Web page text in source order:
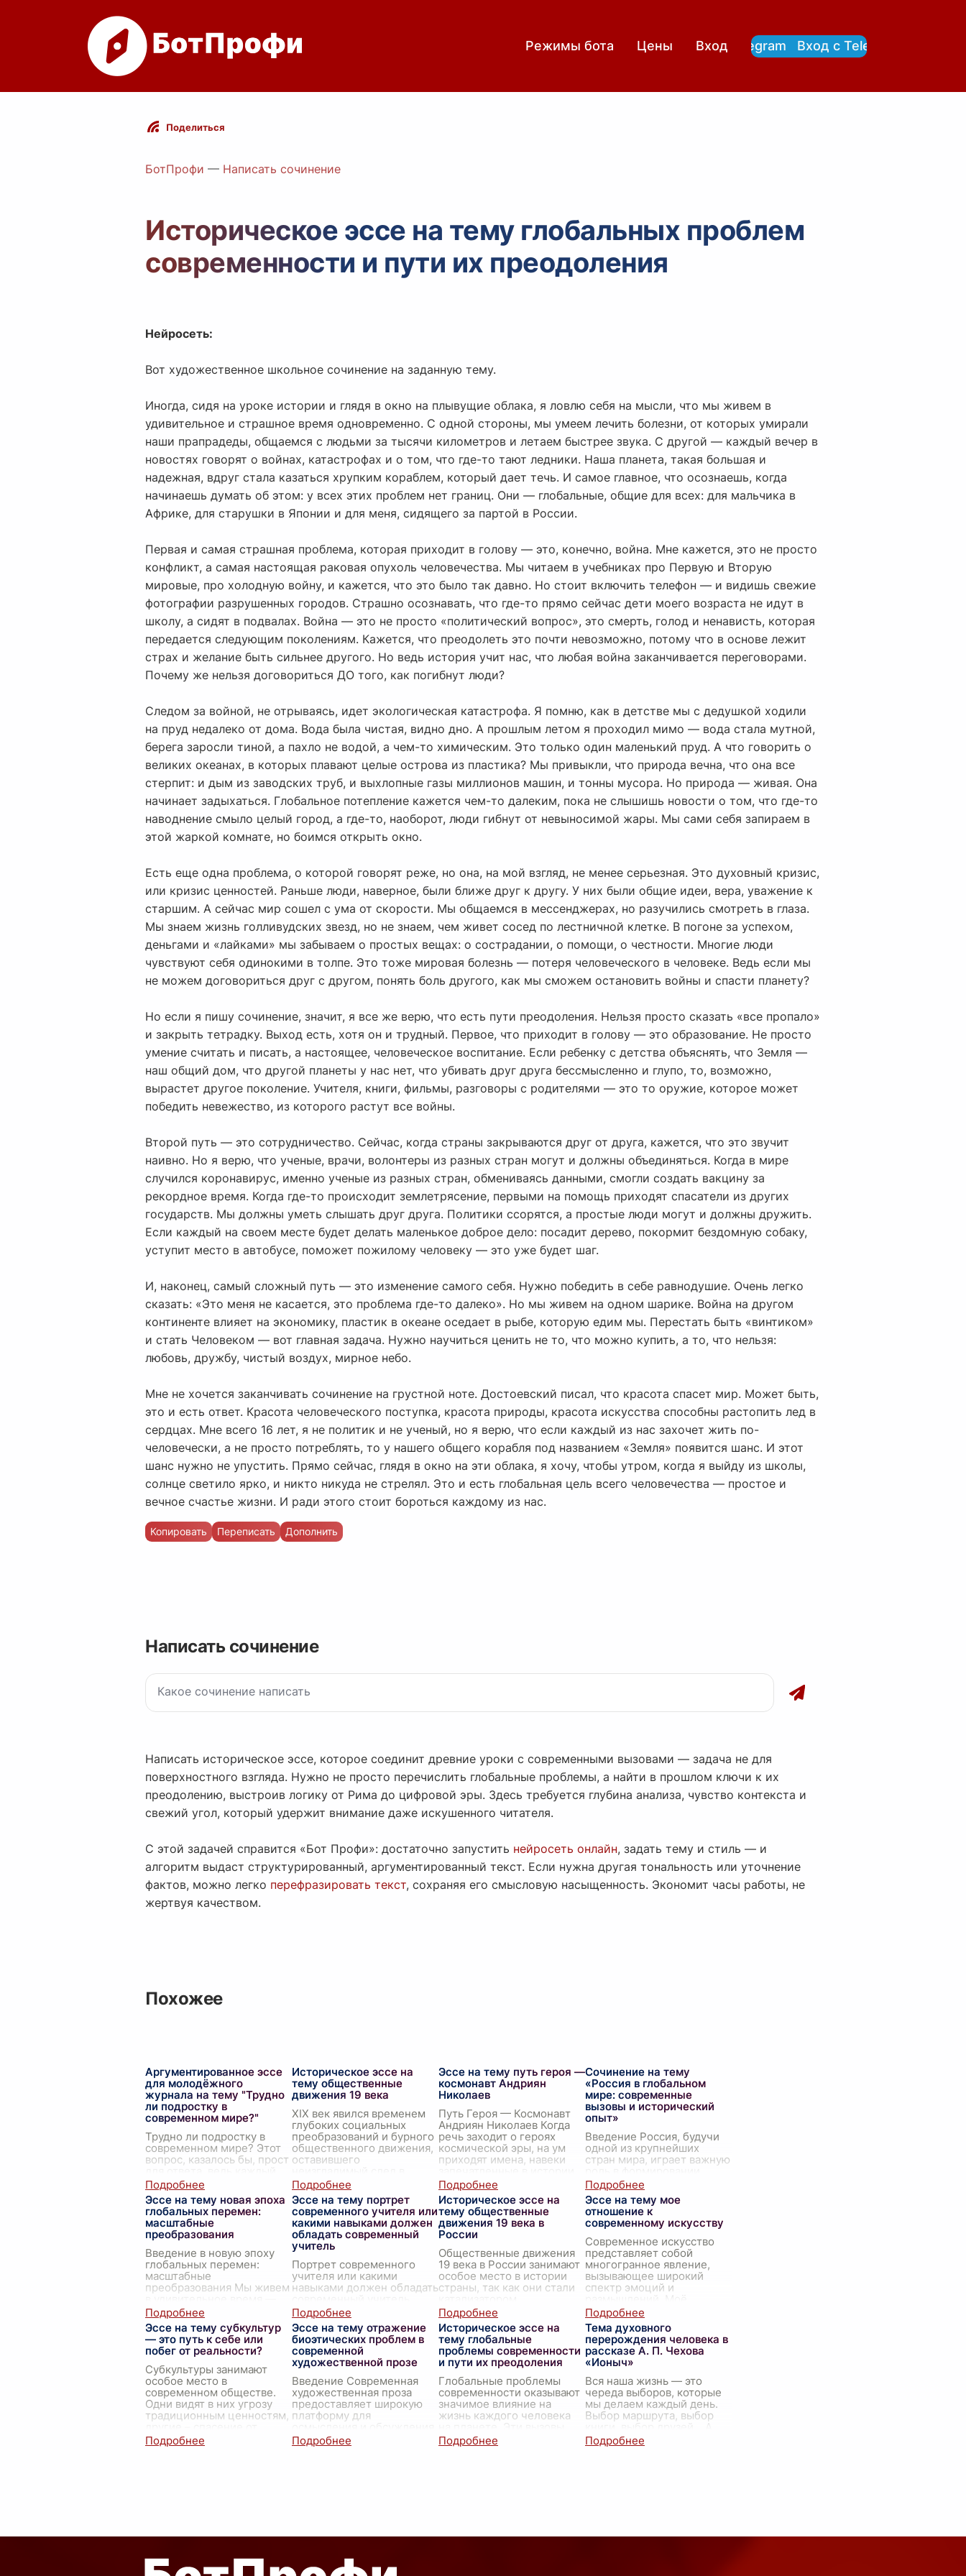
Режимы бота Цены Вход
Вход с Telegram Вход с Telegram
Поделиться
БотПрофи — Написать сочинение
Историческое эссе на тему глобальных проблем
современности и пути их преодоления
Нейросеть:
Вот художественное школьное сочинение на заданную тему.
Иногда, сидя на уроке истории и глядя в окно на плывущие облака, я ловлю себя на мысли, что мы живем в
удивительное и страшное время одновременно. С одной стороны, мы умеем лечить болезни, от которых умирали
наши прапрадеды, общаемся с людьми за тысячи километров и летаем быстрее звука. С другой — каждый вечер в
новостях говорят о войнах, катастрофах и о том, что где-то тают ледники. Наша планета, такая большая и
надежная, вдруг стала казаться хрупким кораблем, который дает течь. И самое главное, что осознаешь, когда
начинаешь думать об этом: у всех этих проблем нет границ. Они — глобальные, общие для всех: для мальчика в
Африке, для старушки в Японии и для меня, сидящего за партой в России.
Первая и самая страшная проблема, которая приходит в голову — это, конечно, война. Мне кажется, это не просто
конфликт, а самая настоящая раковая опухоль человечества. Мы читаем в учебниках про Первую и Вторую
мировые, про холодную войну, и кажется, что это было так давно. Но стоит включить телефон — и видишь свежие
фотографии разрушенных городов. Страшно осознавать, что где-то прямо сейчас дети моего возраста не идут в
школу, а сидят в подвалах. Война — это не просто «политический вопрос», это смерть, голод и ненависть, которая
передается следующим поколениям. Кажется, что преодолеть это почти невозможно, потому что в основе лежит
страх и желание быть сильнее другого. Но ведь история учит нас, что любая война заканчивается переговорами.
Почему же нельзя договориться ДО того, как погибнут люди?
Следом за войной, не отрываясь, идет экологическая катастрофа. Я помню, как в детстве мы с дедушкой ходили
на пруд недалеко от дома. Вода была чистая, видно дно. А прошлым летом я проходил мимо — вода стала мутной,
берега заросли тиной, а пахло не водой, а чем-то химическим. Это только один маленький пруд. А что говорить о
великих океанах, в которых плавают целые острова из пластика? Мы привыкли, что природа вечна, что она все
стерпит: и дым из заводских труб, и выхлопные газы миллионов машин, и тонны мусора. Но природа — живая. Она
начинает задыхаться. Глобальное потепление кажется чем-то далеким, пока не слышишь новости о том, что где-то
наводнение смыло целый город, а где-то, наоборот, люди гибнут от невыносимой жары. Мы сами себя запираем в
этой жаркой комнате, но боимся открыть окно.
Есть еще одна проблема, о которой говорят реже, но она, на мой взгляд, не менее серьезная. Это духовный кризис,
или кризис ценностей. Раньше люди, наверное, были ближе друг к другу. У них были общие идеи, вера, уважение к
старшим. А сейчас мир сошел с ума от скорости. Мы общаемся в мессенджерах, но разучились смотреть в глаза.
Мы знаем жизнь голливудских звезд, но не знаем, чем живет сосед по лестничной клетке. В погоне за успехом,
деньгами и «лайками» мы забываем о простых вещах: о сострадании, о помощи, о честности. Многие люди
чувствуют себя одинокими в толпе. Это тоже мировая болезнь — потеря человеческого в человеке. Ведь если мы
не можем договориться друг с другом, понять боль другого, как мы сможем остановить войны и спасти планету?
Но если я пишу сочинение, значит, я все же верю, что есть пути преодоления. Нельзя просто сказать «все пропало»
и закрыть тетрадку. Выход есть, хотя он и трудный. Первое, что приходит в голову — это образование. Не просто
умение считать и писать, а настоящее, человеческое воспитание. Если ребенку с детства объяснять, что Земля —
наш общий дом, что другой планеты у нас нет, что убивать друг друга бессмысленно и глупо, то, возможно,
вырастет другое поколение. Учителя, книги, фильмы, разговоры с родителями — это то оружие, которое может
победить невежество, из которого растут все войны.
Второй путь — это сотрудничество. Сейчас, когда страны закрываются друг от друга, кажется, что это звучит
наивно. Но я верю, что ученые, врачи, волонтеры из разных стран могут и должны объединяться. Когда в мире
случился коронавирус, именно ученые из разных стран, обмениваясь данными, смогли создать вакцину за
рекордное время. Когда где-то происходит землетрясение, первыми на помощь приходят спасатели из других
государств. Мы должны уметь слышать друг друга. Политики ссорятся, а простые люди могут и должны дружить.
Если каждый на своем месте будет делать маленькое доброе дело: посадит дерево, покормит бездомную собаку,
уступит место в автобусе, поможет пожилому человеку — это уже будет шаг.
И, наконец, самый сложный путь — это изменение самого себя. Нужно победить в себе равнодушие. Очень легко
сказать: «Это меня не касается, это проблема где-то далеко». Но мы живем на одном шарике. Война на другом
континенте влияет на экономику, пластик в океане оседает в рыбе, которую едим мы. Перестать быть «винтиком»
и стать Человеком — вот главная задача. Нужно научиться ценить не то, что можно купить, а то, что нельзя:
любовь, дружбу, чистый воздух, мирное небо.
Мне не хочется заканчивать сочинение на грустной ноте. Достоевский писал, что красота спасет мир. Может быть,
это и есть ответ. Красота человеческого поступка, красота природы, красота искусства способны растопить лед в
сердцах. Мне всего 16 лет, я не политик и не ученый, но я верю, что если каждый из нас захочет жить по-
человечески, а не просто потреблять, то у нашего общего корабля под названием «Земля» появится шанс. И этот
шанс нужно не упустить. Прямо сейчас, глядя в окно на эти облака, я хочу, чтобы утром, когда я выйду из школы,
солнце светило ярко, и никто никуда не стрелял. Это и есть глобальная цель всего человечества — простое и
вечное счастье жизни. И ради этого стоит бороться каждому из нас.
Копировать Переписать Дополнить
Написать сочинение
Написать историческое эссе, которое соединит древние уроки с современными вызовами — задача не для
поверхностного взгляда. Нужно не просто перечислить глобальные проблемы, а найти в прошлом ключи к их
преодолению, выстроив логику от Рима до цифровой эры. Здесь требуется глубина анализа, чувство контекста и
свежий угол, который удержит внимание даже искушенного читателя.
С этой задачей справится «Бот Профи»: достаточно запустить нейросеть онлайн, задать тему и стиль — и
алгоритм выдаст структурированный, аргументированный текст. Если нужна другая тональность или уточнение
фактов, можно легко перефразировать текст, сохраняя его смысловую насыщенность. Экономит часы работы, не
жертвуя качеством.
Похожее
Аргументированное эссе
для молодёжного
журнала на тему "Трудно
ли подростку в
современном мире?"
Трудно ли подростку в
современном мире? Этот
вопрос, казалось бы, прост
взрослый был когда-то
подростком. Однако, с
каждым новым
поколением молодые
люди ста...
Историческое эссе на
тему общественные
движения 19 века
XIX век явился временем
глубоких социальных
преобразований и бурного
общественного движения,
оставившего
истории многих стран. Это
столетие ознаменовалось
не то...
Эссе на тему путь героя —
космонавт Андриян
Николаев
Путь Героя — Космонавт
Андриян Николаев Когда
речь заходит о героях
космической эры, на ум
приходят имена, навеки
человечества. Среди них
особенно выделяет ...
Сочинение на тему
«Россия в глобальном
мире: современные
вызовы и исторический
опыт»
Введение Россия, будучи
одной из крупнейших
стран мира, играет важную
глобального
геополитического
ландшафта. В течение
своей долгой истории она
сталкивалась с ...
Эссе на тему новая эпоха
глобальных перемен:
масштабные
преобразования
Введение в новую эпоху
глобальных перемен:
масштабные
преобразования Мы живем
время глобальных перемен
и масштабных
преобразований, время,
когда человечеств...
Эссе на тему портрет
современного учителя или
какими навыками должен
обладать современный
учитель
Портрет современного
учителя или какими
навыками должен обладать
Современный учитель —
это больше, чем просто
передатчик знаний. Он
выступает в роли
наставника...
Историческое эссе на
тему общественные
движения 19 века в
России
Общественные движения
19 века в России занимают
особое место в истории
страны, так как они стали
значительных социальных,
политических и
экономических изменений.
Этот...
Эссе на тему мое
отношение к
современному искусству
Современное искусство
представляет собой
многогранное явление,
вызывающее широкий
спектр эмоций и
отношение к
современному искусству
многослойно, и каждый
его аспе...
Эссе на тему субкультур
— это путь к себе или
побег от реальности?
Субкультуры занимают
особое место в
современном обществе.
Одни видят в них угрозу
традиционным ценностям,
бесконечных штампов
массовой культуры. Однако
Эссе на тему отражение
биоэтических проблем в
современной
художественной прозе
Введение Современная
художественная проза
предоставляет широкую
платформу для
разнообразных
биоэтических проблем. В
Историческое эссе на
тему глобальные
проблемы современности
и пути их преодоления
Глобальные проблемы
современности оказывают
значимое влияние на
жизнь каждого человека
требуют немедленных
решений и глобального
Тема духовного
перерождения человека в
рассказе А. П. Чехова
«Ионыч»
Вся наша жизнь — это
череда выборов, которые
мы делаем каждый день.
Выбор маршрута, выбор
ещё это выбор между тем,
чтобы идти вперёд и расти,